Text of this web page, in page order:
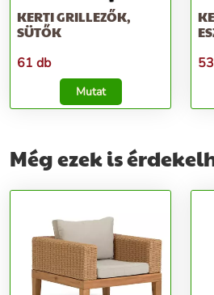
KERTI GRILLEZŐK,
SÜTŐK
61 db
Mutat
Még ezek is